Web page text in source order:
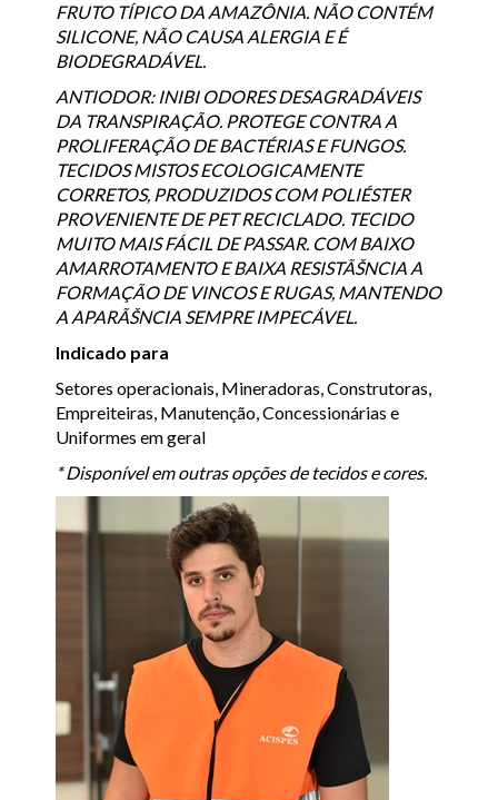
FRUTO TÍPICO DA AMAZÔNIA. NÃO CONTÉM
SILICONE, NÃO CAUSA ALERGIA E É
BIODEGRADÁVEL.
ANTIODOR: INIBI ODORES DESAGRADÁVEIS
DA TRANSPIRAÇÃO. PROTEGE CONTRA A
PROLIFERAÇÃO DE BACTÉRIAS E FUNGOS.
TECIDOS MISTOS ECOLOGICAMENTE
CORRETOS, PRODUZIDOS COM POLIÉSTER
PROVENIENTE DE PET RECICLADO. TECIDO
MUITO MAIS FÁCIL DE PASSAR. COM BAIXO
AMARROTAMENTO E BAIXA RESISTÃŠNCIA A
FORMAÇÃO DE VINCOS E RUGAS, MANTENDO
A APARÃŠNCIA SEMPRE IMPECÁVEL.
Indicado para
Setores operacionais, Mineradoras, Construtoras,
Empreiteiras, Manutenção, Concessionárias e
Uniformes em geral
* Disponível em outras opções de tecidos e cores.